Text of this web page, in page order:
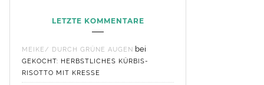
LETZTE KOMMENTARE
MEIKE/ DURCH GRÜNE AUGEN bei
GEKOCHT: HERBSTLICHES KÜRBIS-
RISOTTO MIT KRESSE